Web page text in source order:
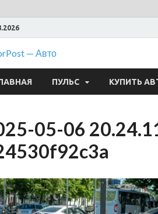
ForPost
ПУЛЬС КУПИТЬ
05-06